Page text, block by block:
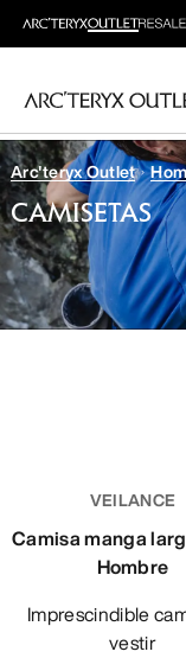
MUJERE
HOMBRE
Arc'teryx Outlet
CAMISETAS
VEILANCE
Camisa manga
Hombre
Imprescindible camisa de
vestir